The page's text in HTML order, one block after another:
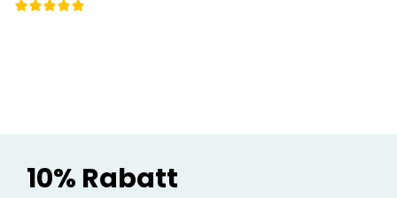
10% Rabatt